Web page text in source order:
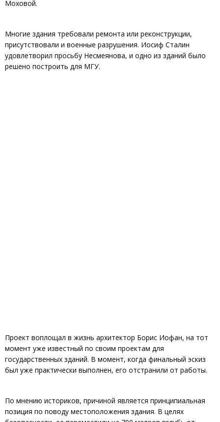
Моховой.
Многие здания требовали ремонта или реконструкции,
присутствовали и военные разрушения. Иосиф Сталин
удовлетворил просьбу Несмеянова, и одно из зданий было
решено построить для МГУ.
Проект воплощал в жизнь архитектор Борис Иофан, на тот
момент уже известный по своим проектам для
государственных зданий. В момент, когда финальный эскиз
был уже практически выполнен, его отстранили от работы.
По мнению историков, причиной является принципиальная
позиция по поводу местоположения здания. В целях